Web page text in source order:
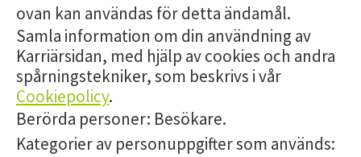
ovan kan användas för detta ändamål.
Samla information om din användning av
Karriärsidan, med hjälp av cookies och andra
spårningstekniker, som beskrivs i vår
Cookiepolicy.
Berörda personer: Besökare.
Kategorier av personuppgifter som används: